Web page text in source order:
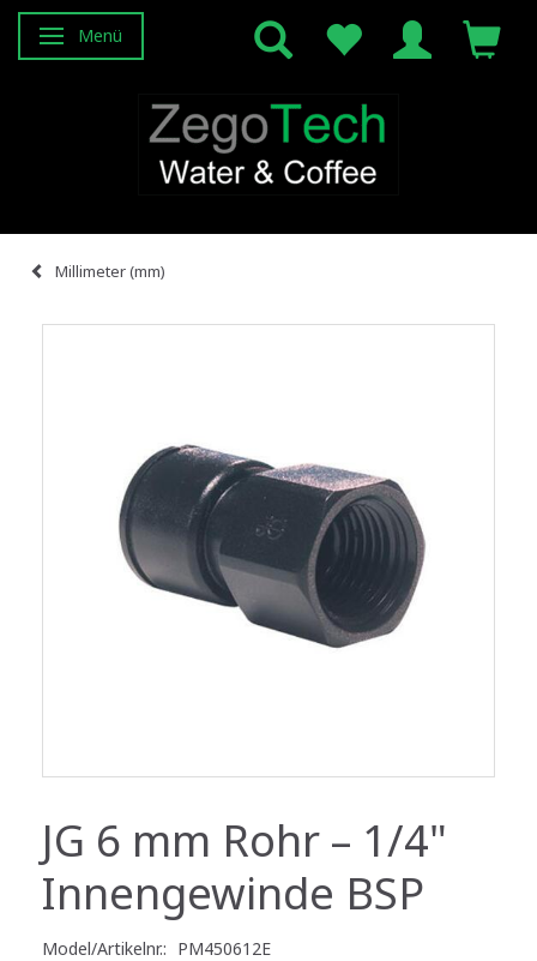
Anzeige ändern
Menü
Millimeter (mm)
JG 6 mm Rohr – 1/4"
Innengewinde BSP
Model/Artikelnr.: PM450612E